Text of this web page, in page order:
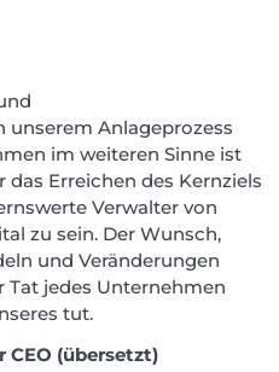
Anlageprozess
im weiteren Sinne ist
Erreichen des Kernziels
Verwalter von
zu sein. Der Wunsch,
und Veränderungen
Tat jedes Unternehmen
tut.
(übersetzt)